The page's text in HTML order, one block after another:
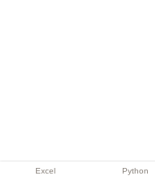
Excel Python